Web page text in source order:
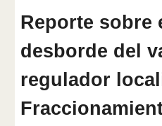
Reporte sobre
desborde del
regulador